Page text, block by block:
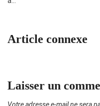
Article connexe
Laisser un